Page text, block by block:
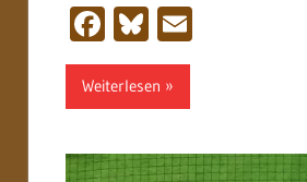
Facebook
Bluesky
Email
Weiterlesen